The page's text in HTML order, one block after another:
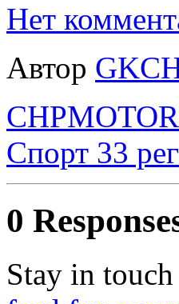
Нет
Автор
Спорт 33
0
Stay in